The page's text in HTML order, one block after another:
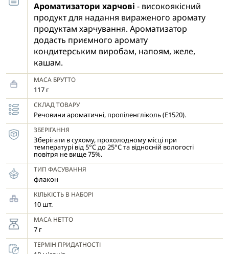
Ароматизатори харчові - високоякісний
продукт для надання вираженого аромату
продуктам харчування. Ароматизатор
додасть приємного аромату
кондитерським виробам, напоям, желе,
кашам.
МАСА БРУТТО
117 г
СКЛАД ТОВАРУ
Речовини ароматичні, пропіленгліколь (E1520).
ЗБЕРІГАННЯ
Зберігати в сухому, прохолодному місці при
температурі від 5°С до 25°С та відносній вологості
повітря не вище 75%.
ТИП ФАСУВАННЯ
флакон
КІЛЬКІСТЬ В НАБОРІ
10 шт.
МАСА НЕТТО
7 г
ТЕРМІН ПРИДАТНОСТІ